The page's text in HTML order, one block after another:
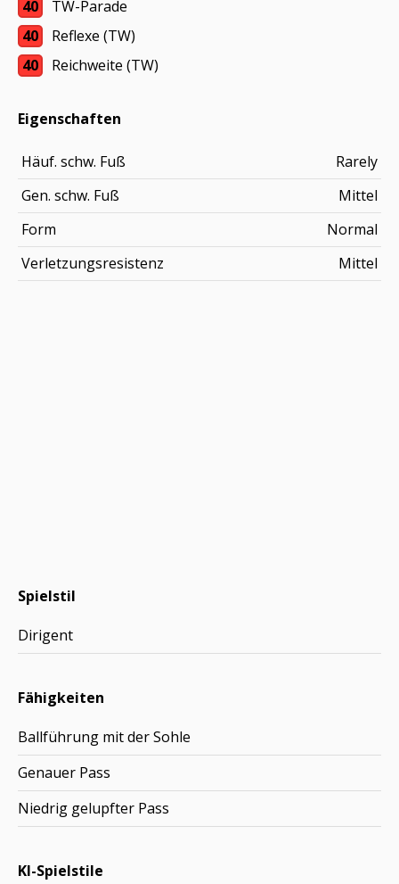
40
TW-Parade
40
Reflexe (TW)
40
Reichweite (TW)
Eigenschaften
Häuf. schw. Fuß
Rarely
Gen. schw. Fuß
Mittel
Form
Normal
Verletzungsresistenz
Mittel
Spielstil
Dirigent
Fähigkeiten
Ballführung mit der Sohle
Genauer Pass
Niedrig gelupfter Pass
KI-Spielstile